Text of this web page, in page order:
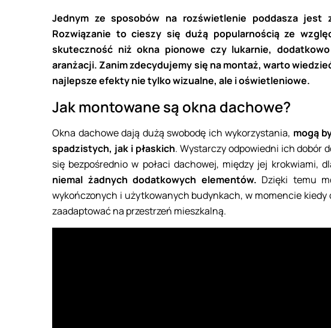
Jednym ze sposobów na rozświetlenie poddasza jest
Rozwiązanie to cieszy się dużą popularnością ze
skuteczność niż okna pionowe czy lukarnie,
aranżacji. Zanim zdecydujemy się na montaż, warto
najlepsze efekty nie tylko wizualne, ale i oświetleniowe.
Jak montowane są okna dachowe?
Okna dachowe dają dużą swobodę ich wykorzystania, mogą
spadzistych, jak i płaskich. Wystarczy odpowiedni ich dobór
się bezpośrednio w połaci dachowej, między jej krokwiami,
niemal żadnych dodatkowych elementów. Dzięki temu
wykończonych i użytkowanych budynkach, w momencie
zaadaptować na przestrzeń mieszkalną.